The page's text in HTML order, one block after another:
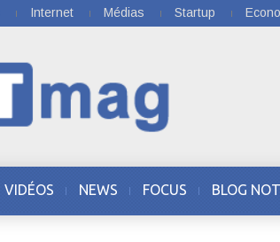
Internet Médias Startup
VIDÉOS NEWS FOCUS BLOG